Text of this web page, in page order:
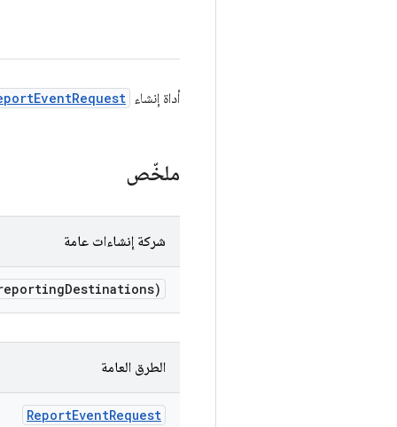
أداة إنشاء
ملخّص
شركة إنشاءات عامة
Destinations)
الطرق العامة
ReportEventRequest